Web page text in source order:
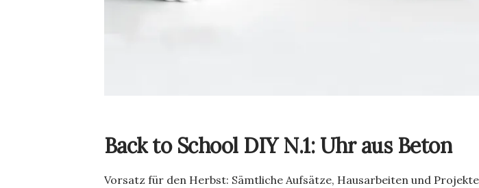
Back to School DIY N.1: Uhr aus Beton
Vorsatz für den Herbst: Sämtliche Aufsätze, Hausarbeiten und